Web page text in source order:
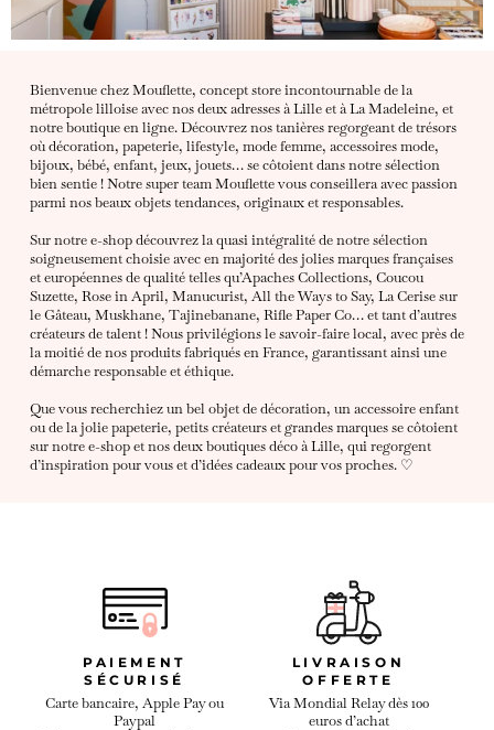
Bienvenue chez Mouflette, concept store incontournable de la
métropole lilloise avec nos deux adresses à Lille et à La Madeleine, et
notre boutique en ligne. Découvrez nos tanières regorgeant de trésors
où décoration, papeterie, lifestyle, mode femme, accessoires mode,
bijoux, bébé, enfant, jeux, jouets… se côtoient dans notre sélection
bien sentie ! Notre super team Mouflette vous conseillera avec passion
parmi nos beaux objets tendances, originaux et responsables.
Sur notre e-shop découvrez la quasi intégralité de notre sélection
soigneusement choisie avec en majorité des jolies marques françaises
et européennes de qualité telles qu’Apaches Collections, Coucou
Suzette, Rose in April, Manucurist, All the Ways to Say, La Cerise sur
le Gâteau, Muskhane, Tajinebanane, Rifle Paper Co… et tant d’autres
créateurs de talent ! Nous privilégions le savoir-faire local, avec près de
la moitié de nos produits fabriqués en France, garantissant ainsi une
démarche responsable et éthique.
Que vous recherchiez un bel objet de décoration, un accessoire enfant
ou de la jolie papeterie, petits créateurs et grandes marques se côtoient
sur notre e-shop et nos deux boutiques déco à Lille, qui regorgent
d’inspiration pour vous et d’idées cadeaux pour vos proches. ♡
PAIEMENT
SÉCURISÉ
Carte bancaire, Apple Pay ou
Paypal
LIVRAISON
OFFERTE
Via Mondial Relay dès 100
euros d’achat